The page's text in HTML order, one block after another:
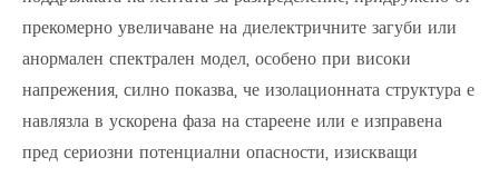
прекомерно увеличаване на диелектричните загуби или
анормален спектрален модел, особено при високи
напрежения, силно показва, че изолационната структура е
навлязла в ускорена фаза на стареене или е изправена
пред сериозни потенциални опасности, изискващи